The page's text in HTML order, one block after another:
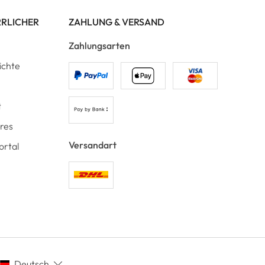
ZAHLUNG & VERSAND
Zahlungsarten
Versandart